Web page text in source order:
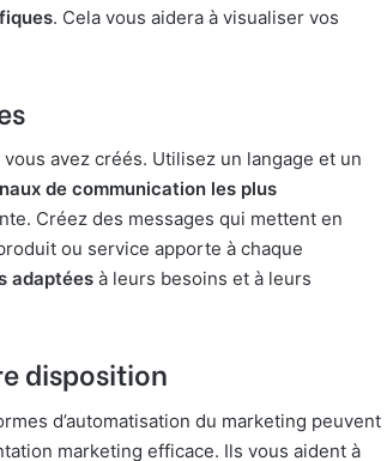
. Cela vous aidera à visualiser vos
avez créés. Utilisez un langage et un
de communication les plus
Créez des messages qui mettent en
ou service apporte à chaque
adaptées à leurs besoins et à leurs
disposition
d’automatisation du marketing peuvent
marketing efficace. Ils vous aident à